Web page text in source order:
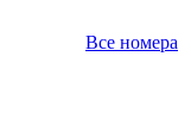
Все номера